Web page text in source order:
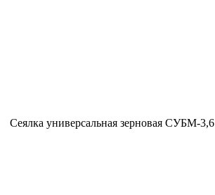
Сеялка универсальная зерновая СУБМ-3,6